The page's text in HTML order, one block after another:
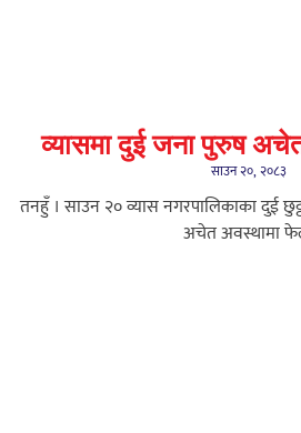
व्यासमा दुई जना पुरुष
साउन २०, २०८३
तनहुँ । साउन २० व्यास नगरपालिकाका दुई
अचेत अवस्थामा